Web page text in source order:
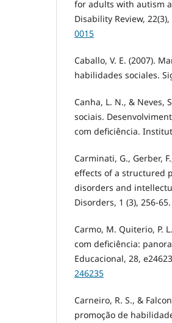
for adults with autism
Disability Review, 22(3),
0015
Caballo, V. E. (2007).
habilidades sociales.
Canha, L. N., & Neves,
sociais.
com deficiência.
Carminati, G., Gerber,
effects of a structured
disorders and
Disorders, 1 (3), 256-65.
Carmo, M. Quiterio, P.
com deficiência:
Educacional, 28,
246235
Carneiro, R. S., &
promoção de